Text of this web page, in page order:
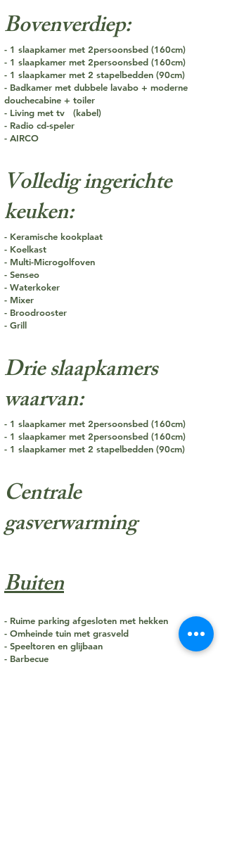
Bovenverdiep:
- 1 slaapkamer met 2persoonsbed (160cm)
- 1 slaapkamer met 2persoonsbed (160cm)
- 1 slaapkamer met 2 stapelbedden (90cm)
- Badkamer met dubbele lavabo + moderne
douchecabine + toiler
- Living met tv (kabel)
- Radio cd-speler
- AIRCO
Volledig ingerichte
keuken:
- Keramische kookplaat
- Koelkast
- Multi-Microgolfoven
- Senseo
- Waterkoker
- Mixer
- Broodrooster
- Grill​
Drie slaapkamers
waarvan:
- 1 slaapkamer met 2persoonsbed (160cm)
- 1 slaapkamer met 2persoonsbed (160cm)
- 1 slaapkamer met 2 stapelbedden (90cm)
Centrale
gasverwarming
Buiten
- Ruime parking afgesloten met hekken
- Omheinde tuin met grasveld
- Speeltoren en glijbaan
- Barbecue